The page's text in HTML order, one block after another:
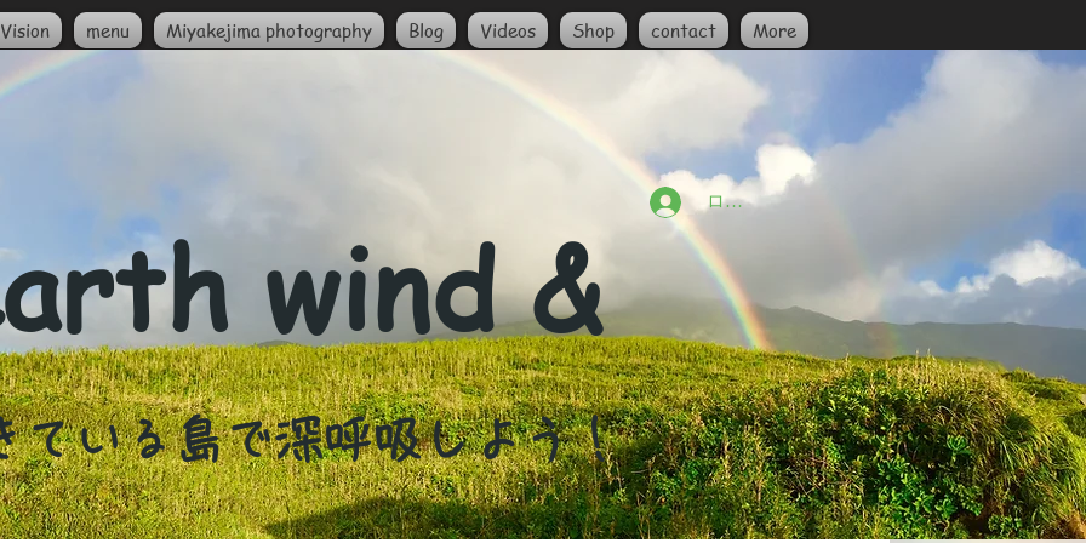
menu Miyakejima photography Blog Videos Shop contact More
wind &
ている島で深呼吸しよう！
ログイン